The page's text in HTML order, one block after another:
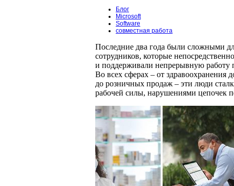
Блог
Microsoft
Software
совместная работа
Последние два года были сложными
сотрудников, которые
и поддерживали непрерывную работу
Во всех сферах – от здравоохранения
до розничных продаж – эти люди
рабочей силы, нарушениями цепочек